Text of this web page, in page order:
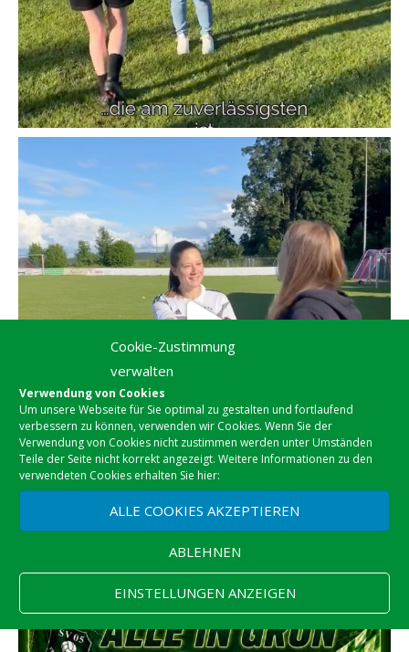
Cookie-Zustimmung
verwalten
Verwendung von Cookies
Um unsere Webseite für Sie optimal zu gestalten und fortlaufend
verbessern zu können, verwenden wir Cookies. Wenn Sie der
Verwendung von Cookies nicht zustimmen werden unter Umständen
Teile der Seite nicht korrekt angezeigt. Weitere Informationen zu den
verwendeten Cookies erhalten Sie hier:
ALLE COOKIES AKZEPTIEREN
ABLEHNEN
EINSTELLUNGEN ANZEIGEN